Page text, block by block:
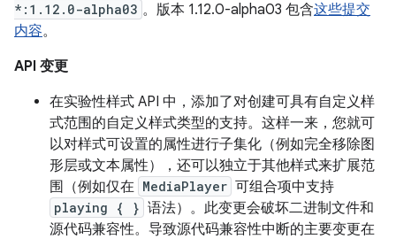
*:1.12.0-alpha03 。版本 1.12.0-alpha03 包含这些提交
内容。
API 变更
在实验性样式 API 中，添加了对创建可具有自定义样
式范围的自定义样式类型的支持。这样一来，您就可
以对样式可设置的属性进行子集化（例如完全移除图
形层或文本属性），还可以独立于其他样式来扩展范
围（例如仅在 MediaPlayer 可组合项中支持
playing { } 语法）。此变更会破坏二进制文件和
源代码兼容性。导致源代码兼容性中断的主要变更在